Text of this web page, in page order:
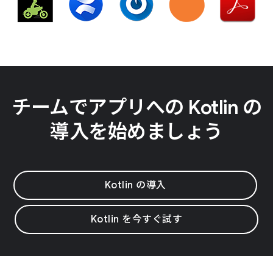
チームでアプリへの Kotlin の
導入を始めましょう
Kotlin の導入
Kotlin を今すぐ試す